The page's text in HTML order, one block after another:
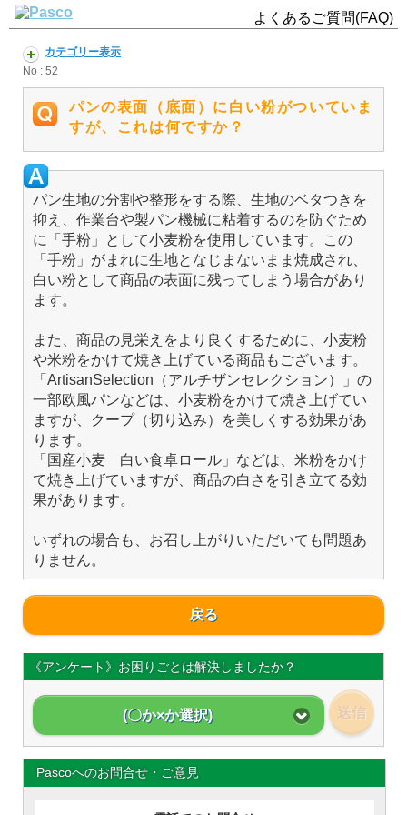
よくあるご質問(FAQ)
カテゴリー表示
No : 52
パンの表面（底面）に白い粉がついていま
すが、これは何ですか？
パン生地の分割や整形をする際、生地のベタつきを
抑え、作業台や製パン機械に粘着するのを防ぐため
に「手粉」として小麦粉を使用しています。この
「手粉」がまれに生地となじまないまま焼成され、
白い粉として商品の表面に残ってしまう場合があり
ます。
また、商品の見栄えをより良くするために、小麦粉
や米粉をかけて焼き上げている商品もございます。
「ArtisanSelection（アルチザンセレクション）」の
一部欧風パンなどは、小麦粉をかけて焼き上げてい
ますが、クープ（切り込み）を美しくする効果があ
ります。
「国産小麦 白い食卓ロール」などは、米粉をかけ
て焼き上げていますが、商品の白さを引き立てる効
果があります。
いずれの場合も、お召し上がりいただいても問題あ
りません。
戻る
《アンケート》お困りごとは解決しましたか？
(〇か×か選択) 送信
Pascoへのお問合せ・ご意見